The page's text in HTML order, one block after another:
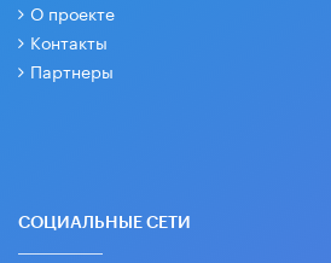
О проекте
Контакты
Партнеры
СОЦИАЛЬНЫЕ СЕТИ